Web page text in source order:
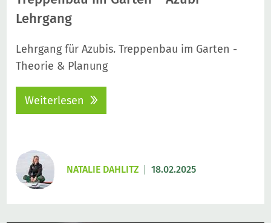
Lehrgang
Lehrgang für Azubis. Treppenbau im Garten -
Theorie & Planung
Weiterlesen
NATALIE DAHLITZ 18.02.2025